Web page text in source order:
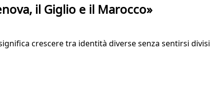
il Giglio e il Marocco»
crescere tra identità diverse senza sentirsi divisi